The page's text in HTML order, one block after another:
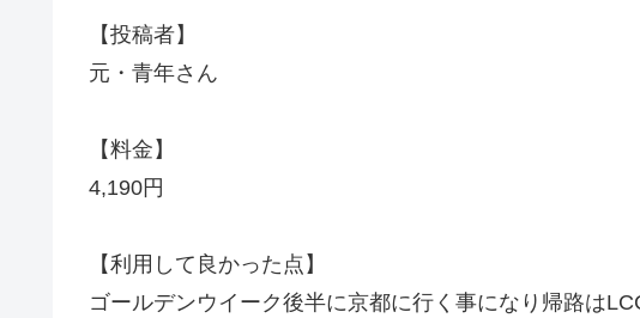
【投稿者】
元・青年さん
【料金】
4,190円
【利用して良かった点】
ゴールデンウイーク後半に京都に行く事になり帰路は